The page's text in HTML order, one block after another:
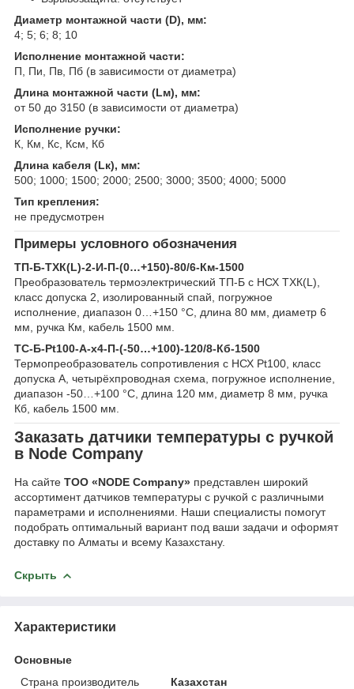
Диаметр монтажной части (D), мм:
4; 5; 6; 8; 10
Исполнение монтажной части:
П, Пи, Пв, Пб (в зависимости от диаметра)
Длина монтажной части (Lм), мм:
от 50 до 3150 (в зависимости от диаметра)
Исполнение ручки:
К, Км, Кс, Ксм, Кб
Длина кабеля (Lк), мм:
500; 1000; 1500; 2000; 2500; 3000; 3500; 4000; 5000
Тип крепления:
не предусмотрен
Примеры условного обозначения
ТП-Б-ТХК(L)-2-И-П-(0…+150)-80/6-Км-1500
Преобразователь термоэлектрический ТП-Б с НСХ ТХК(L),
класс допуска 2, изолированный спай, погружное
исполнение, диапазон 0…+150 °C, длина 80 мм, диаметр 6
мм, ручка Км, кабель 1500 мм.
ТС-Б-Pt100-А-х4-П-(-50…+100)-120/8-Кб-1500
Термопреобразователь сопротивления с НСХ Pt100, класс
допуска А, четырёхпроводная схема, погружное исполнение,
диапазон -50…+100 °C, длина 120 мм, диаметр 8 мм, ручка
Кб, кабель 1500 мм.
Заказать датчики температуры с ручкой
в Node Company
На сайте ТОО «NODE Company» представлен широкий
ассортимент датчиков температуры с ручкой с различными
параметрами и исполнениями. Наши специалисты помогут
подобрать оптимальный вариант под ваши задачи и оформят
доставку по Алматы и всему Казахстану.
Скрыть
Характеристики
Основные
Страна производитель
Казахстан